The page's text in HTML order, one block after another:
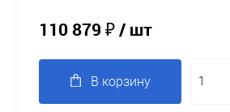
110 879 ₽/ шт
В корзину